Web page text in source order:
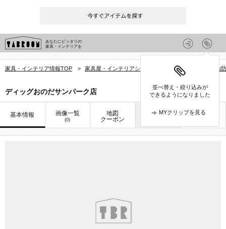
あなたにピッタリの
家具・インテリアを
並べ替え・絞り込みが
できるようになりました
MYクリップを見る
家具・インテリア情報TOP > 家具屋・インテリアショップを探す > 山
ディッグおのだサンパーク店
基本情報 画像一覧
(0)
地図
クーポン
お知らせ 口コミ